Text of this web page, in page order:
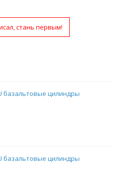
стань первым!
базальтовые цилиндры
базальтовые цилиндры